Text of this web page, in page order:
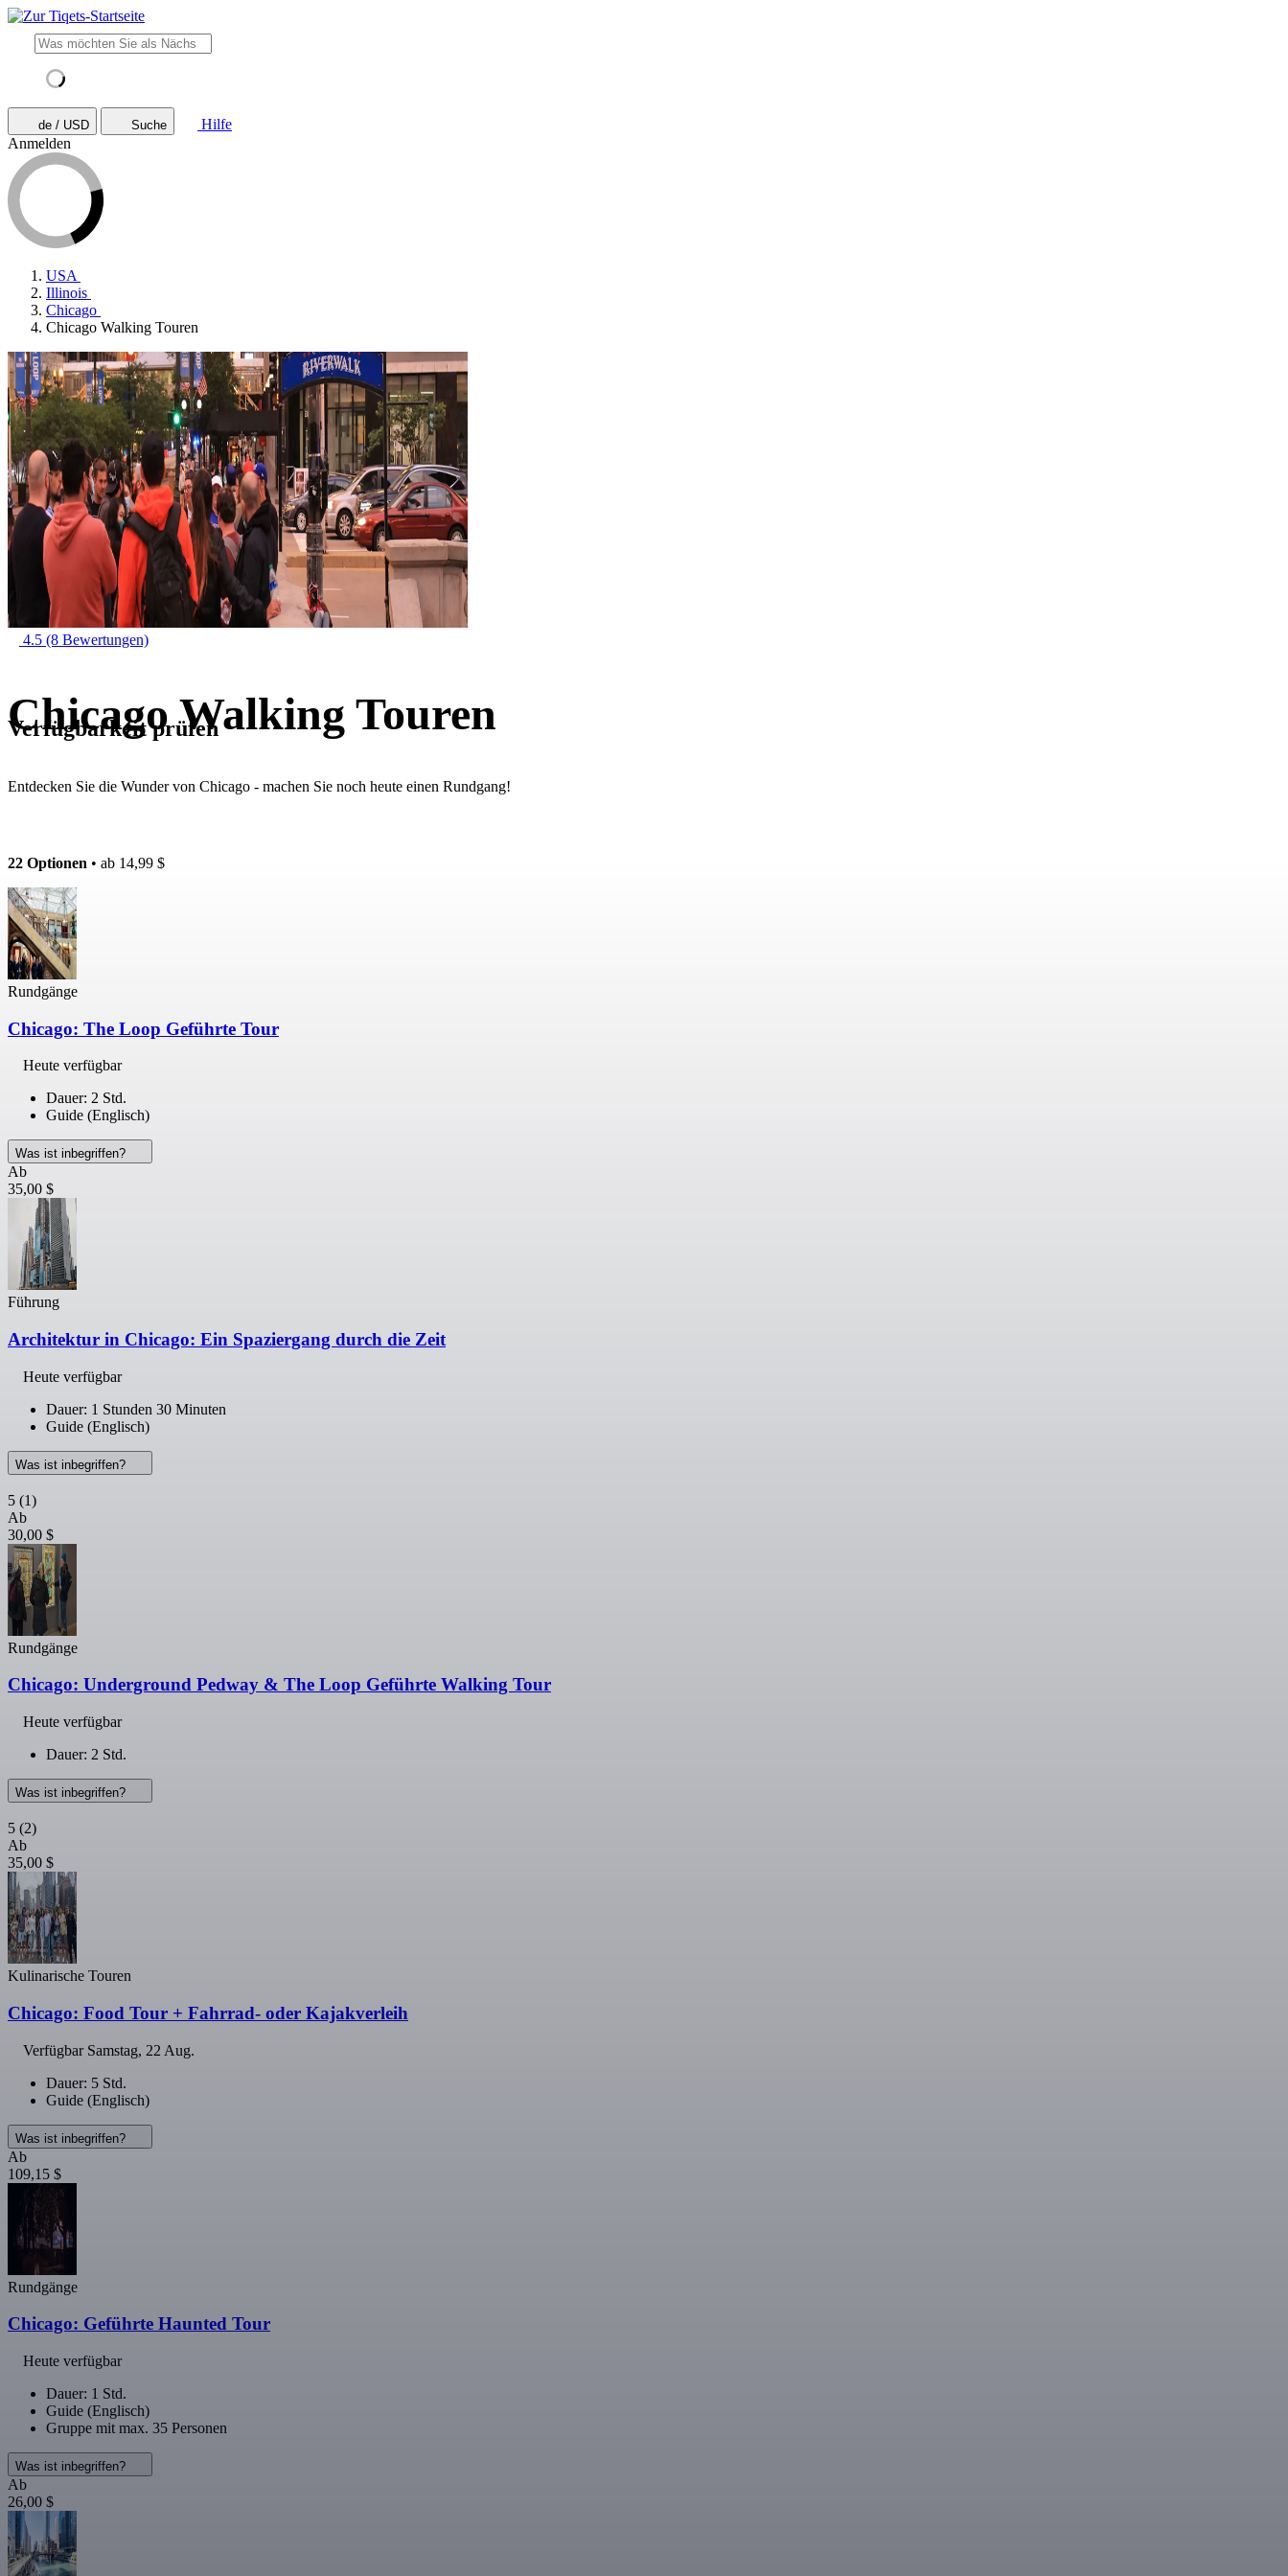
de / USD Suche
Hilfe
Anmelden
USA
Illinois
Chicago
Chicago Walking Touren
4.5 (8 Bewertungen)
Chicago Walking Touren
Entdecken Sie die Wunder von Chicago - machen Sie noch heute einen Rundgang!
Verfügbarkeit prüfen
22 Optionen • ab 14,99 $
Rundgänge
Chicago: The Loop Geführte Tour
Heute verfügbar
Dauer: 2 Std.
Guide (Englisch)
Was ist inbegriffen?
Ab
35,00 $
Führung
Architektur in Chicago: Ein Spaziergang durch die Zeit
Heute verfügbar
Dauer: 1 Stunden 30 Minuten
Guide (Englisch)
Was ist inbegriffen?
5 (1)
Ab
30,00 $
Rundgänge
Chicago: Underground Pedway & The Loop Geführte Walking Tour
Heute verfügbar
Dauer: 2 Std.
Was ist inbegriffen?
5 (2)
Ab
35,00 $
Kulinarische Touren
Chicago: Food Tour + Fahrrad- oder Kajakverleih
Verfügbar Samstag, 22 Aug.
Dauer: 5 Std.
Guide (Englisch)
Was ist inbegriffen?
Ab
109,15 $
Rundgänge
Chicago: Geführte Haunted Tour
Heute verfügbar
Dauer: 1 Std.
Guide (Englisch)
Gruppe mit max. 35 Personen
Was ist inbegriffen?
Ab
26,00 $